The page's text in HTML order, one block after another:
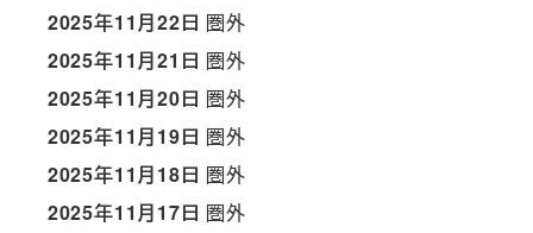
2025年11月22日 圏外
2025年11月21日 圏外
2025年11月20日 圏外
2025年11月19日 圏外
2025年11月18日 圏外
2025年11月17日 圏外